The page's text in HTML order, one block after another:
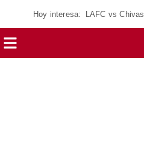
Hoy interesa: LAFC vs Chivas